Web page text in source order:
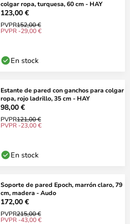
colgar ropa, turquesa, 60 cm - HAY
123,00 €
PVPR152,00 €
PVPR -29,00 €
En stock
Estante de pared con ganchos para colgar
ropa, rojo ladrillo, 35 cm - HAY
98,00 €
PVPR121,00 €
PVPR -23,00 €
En stock
Soporte de pared Epoch, marrón claro, 79
cm, madera - Audo
172,00 €
PVPR215,00 €
PVPR -43,00 €